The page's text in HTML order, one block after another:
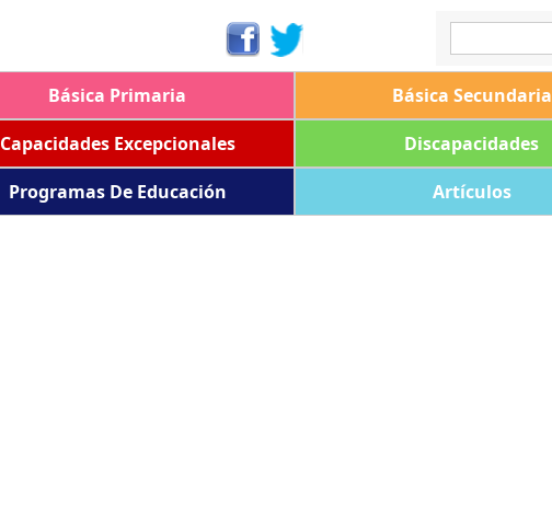
Básica Primaria Básica Secundaria
Capacidades Excepcionales Discapacidades
Programas De Educación Artículos